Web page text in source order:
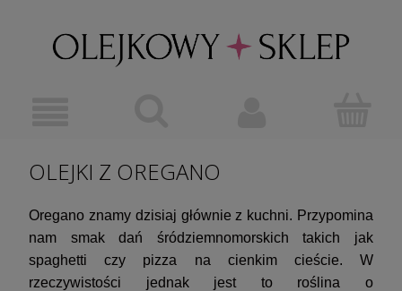
OLEJKI Z OREGANO
Oregano znamy dzisiaj głównie z kuchni. Przypomina
nam smak dań śródziemnomorskich takich jak
spaghetti czy pizza na cienkim cieście. W
rzeczywistości jednak jest to roślina o